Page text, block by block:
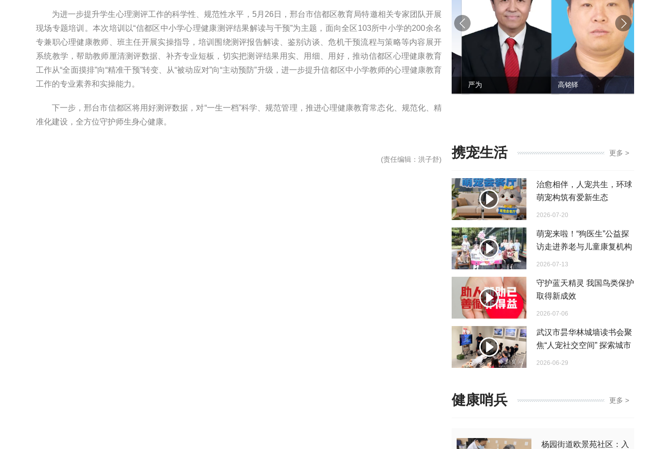
为进一步提升学生心理测评工作的科学性、规范性水平，5月26日，邢台市信都区教育局特邀相关专家团队开展
现场专题培训。本次培训以“信都区中小学心理健康测评结果解读与干预”为主题，面向全区103所中小学的200余名
专兼职心理健康教师、班主任开展实操指导，培训围绕测评报告解读、鉴别访谈、危机干预流程与策略等内容展开
系统教学，帮助教师厘清测评数据、补齐专业短板，切实把测评结果用实、用细、用好，推动信都区心理健康教育
工作从“全面摸排”向“精准干预”转变、从“被动应对”向“主动预防”升级，进一步提升信都区中小学教师的心理健康教育
工作的专业素养和实操能力。
下一步，邢台市信都区将用好测评数据，对“一生一档”科学、规范管理，推进心理健康教育常态化、规范化、精
准化建设，全方位守护师生身心健康。
(责任编辑 ：洪子舒)
周超凡 刘长利 严为 高铭铎
携宠生活 更多 >
治愈相伴，人宠共生，环球
萌宠构筑有爱新生态
2026-07-20
萌宠来啦！“狗医生”公益探
访走进养老与儿童康复机构
2026-07-13
守护蓝天精灵 我国鸟类保护
取得新成效
2026-07-06
武汉市昙华林城墙读书会聚
焦“人宠社交空间” 探索城市
2026-06-29
健康哨兵 更多 >
杨园街道欧景苑社区：入